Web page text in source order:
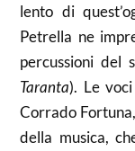
lento di
Petrella ne
percussioni del
Taranta). Le
Corrado
della musica,